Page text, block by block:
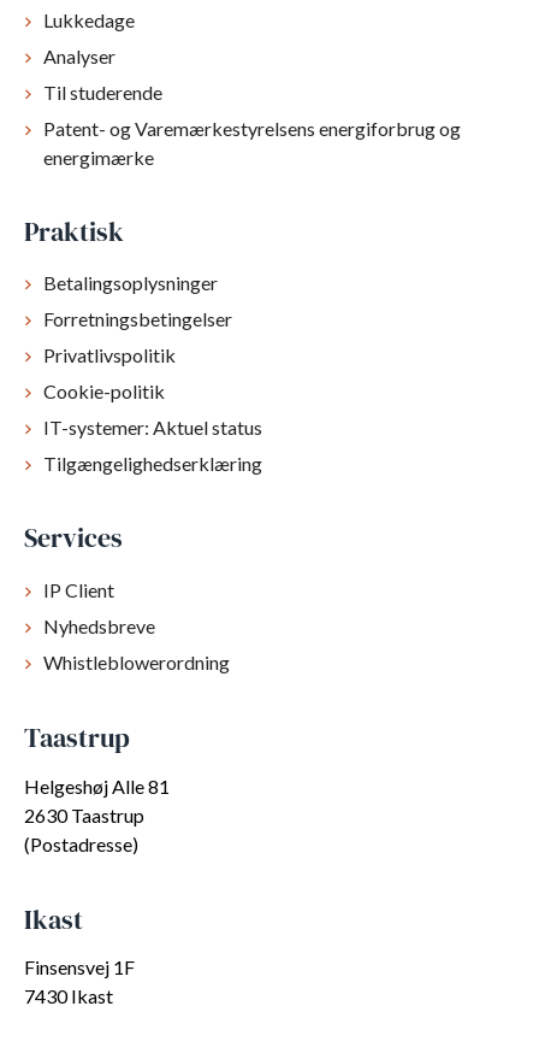
Lukkedage
Analyser
Til studerende
Patent- og Varemærkestyrelsens energiforbrug og
energimærke
Praktisk
Betalingsoplysninger
Forretningsbetingelser
Privatlivspolitik
Cookie-politik
IT-systemer: Aktuel status
Tilgængelighedserklæring
Services
IP Client
Nyhedsbreve
Whistleblowerordning
Taastrup
Helgeshøj Alle 81
2630 Taastrup
(Postadresse)
Ikast
Finsensvej 1F
7430 Ikast